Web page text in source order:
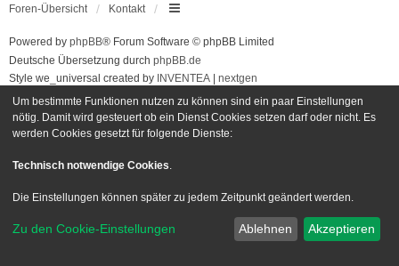
Foren-Übersicht Kontakt
Powered by phpBB® Forum Software © phpBB Limited
Deutsche Übersetzung durch phpBB.de
Style we_universal created by INVENTEA
nextgen
Datenschutz
| Nutzungsbedingungen
Um bestimmte Funktionen nutzen zu können sind ein paar Einstellungen
nötig. Damit wird gesteuert ob ein Dienst Cookies setzen darf oder nicht. Es
werden Cookies gesetzt für folgende Dienste:
Technisch notwendige Cookies.
Die Einstellungen können später zu jedem Zeitpunkt geändert werden.
Zu den Cookie-Einstellungen Ablehnen Akzeptieren